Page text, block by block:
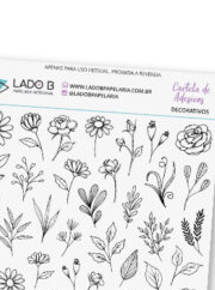
várias
variantes.
As
opções
podem
ser
escolhidas
na
página